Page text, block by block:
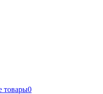
товары0